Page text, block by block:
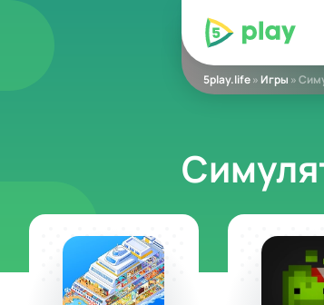
5play
5play.life»Игры »